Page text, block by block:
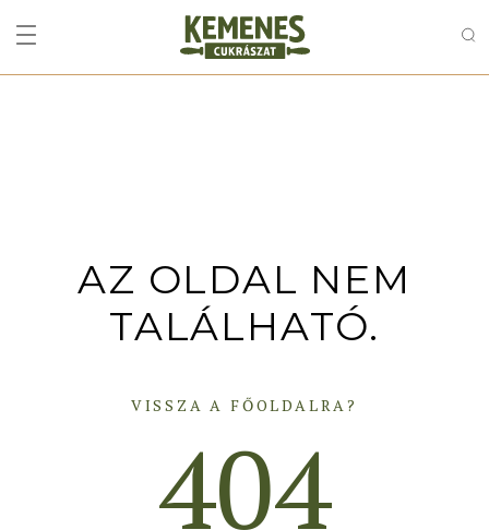
AZ OLDAL NEM
TALÁLHATÓ.
VISSZA A FŐOLDALRA?
404